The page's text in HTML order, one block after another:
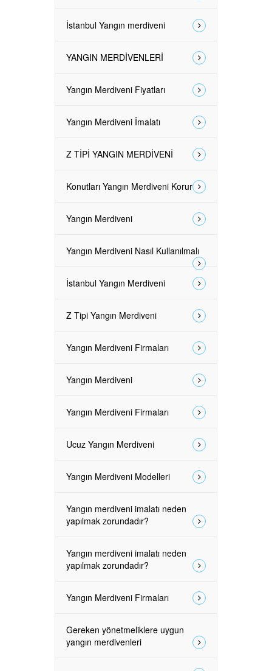
İstanbul Yangın merdiveni
YANGIN MERDİVENLERİ
Yangın Merdiveni Fiyatları
Yangın Merdiveni İmalatı
Z TİPİ YANGIN MERDİVENİ
Konutları Yangın Merdiveni Korur
Yangın Merdiveni
Yangın Merdiveni Nasıl Kullanılmalı
İstanbul Yangın Merdiveni
Z Tipi Yangın Merdiveni
Yangın Merdiveni Firmaları
Yangın Merdiveni
Yangın Merdiveni Firmaları
Ucuz Yangın Merdiveni
Yangın Merdiveni Modelleri
Yangın merdiveni imalatı neden
yapılmak zorundadır?
Yangın merdiveni imalatı neden
yapılmak zorundadır?
Yangın Merdiveni Firmaları
Gereken yönetmeliklere uygun
yangın merdivenleri